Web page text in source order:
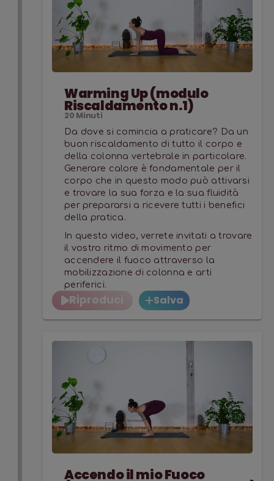
pratiche che ci faranno aumentare forza e
resistenza, perchè per il controllo abbiamo
bisogno di sentirci forti e stabili
• Terzo modulo RILASSAMENTO: 3 pratiche di
rallentamento e di rilassamento, perchè per
corpo deve fermarsi ad ascoltare.
Warming Up (modulo
Riscaldamento n.1)
20 Minuti
Da dove si comincia a praticare? Da un
buon riscaldamento di tutto il corpo e
della colonna vertebrale in particolare.
Generare calore è fondamentale per il
corpo che in questo modo può attivarsi
e trovare la sua forza e la sua fluidità
per prepararsi a ricevere tutti i benefici
della pratica.
In questo video, verrete invitati a trovare
il vostro ritmo di movimento per
accendere il fuoco attraverso la
mobilizzazione di colonna e arti
periferici.
Riproduci Salva
Accendo il mio Fuoco